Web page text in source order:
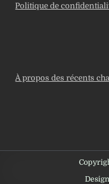
Politique de
À propos des récents